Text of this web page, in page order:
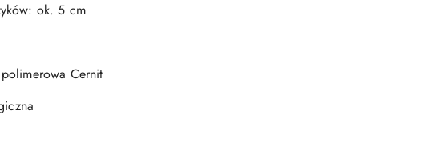
ok. 5 cm
Cernit